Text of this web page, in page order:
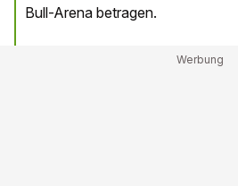
Bull-Arena betragen.